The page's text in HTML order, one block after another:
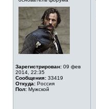
Зарегистрирован: 09 фев
2014, 22:35
Сообщения: 33419
Откуда: Россия
Пол: Мужской